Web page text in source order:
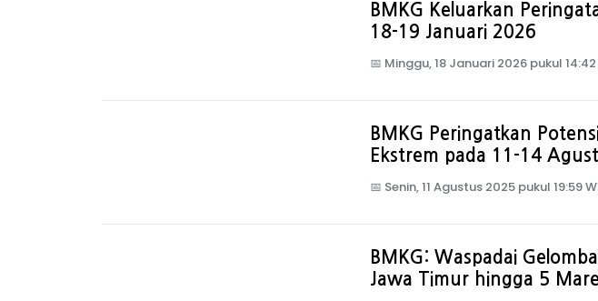
BMKG Keluarkan
18-19 Januari 2026
📅 Minggu, 18 Januari 2026 pukul 14:42
BMKG Peringatkan
Ekstrem pada 11-14
📅 Senin, 11 Agustus 2025 pukul 19:59
BMKG: Waspadai
Jawa Timur hingga 5